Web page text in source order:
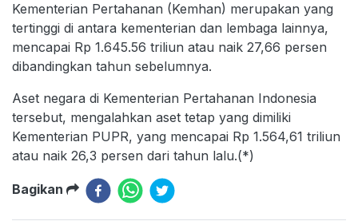
Kementerian Pertahanan (Kemhan) merupakan yang
tertinggi di antara kementerian dan lembaga lainnya,
mencapai Rp 1.645.56 triliun atau naik 27,66 persen
dibandingkan tahun sebelumnya.
Aset negara di Kementerian Pertahanan Indonesia
tersebut, mengalahkan aset tetap yang dimiliki
Kementerian PUPR, yang mencapai Rp 1.564,61 triliun
atau naik 26,3 persen dari tahun lalu.(*)
Bagikan